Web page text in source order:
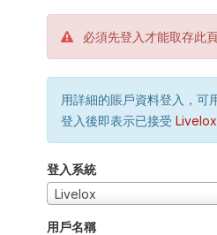
必須先登入才能取存此頁
用詳細的賬戶資料登入，可
登入後即表示已接受
登入系統
Livelox
用戶名稱